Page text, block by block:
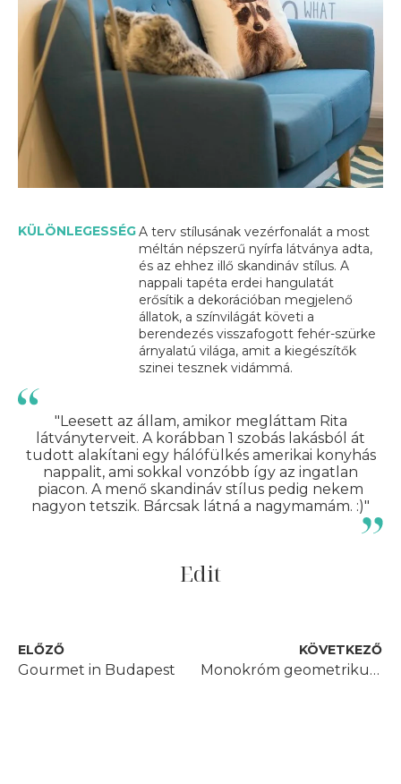
KÜLÖNLEGESSÉGA terv stílusának vezérfonalát a most
méltán népszerű nyírfa látványa adta,
és az ehhez illő skandináv stílus. A
nappali tapéta erdei hangulatát
erősítik a dekorációban megjelenő
állatok, a színvilágát követi a
berendezés visszafogott fehér-szürke
árnyalatú világa, amit a kiegészítők
szinei tesznek vidámmá.
"Leesett az állam, amikor megláttam Rita
látványterveit. A korábban 1 szobás lakásból át
tudott alakítani egy hálófülkés amerikai konyhás
nappalit, ami sokkal vonzóbb így az ingatlan
piacon. A menő skandináv stílus pedig nekem
nagyon tetszik. Bárcsak látná a nagymamám. :)"
Edit
ELŐZŐ
Gourmet in Budapest
KÖVETKEZŐ
Monokróm geometrikus fürdőszoba